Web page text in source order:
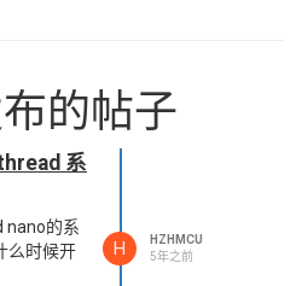
的帖子
系
nano的系
么时候开
H
HZHMCU
5年之前